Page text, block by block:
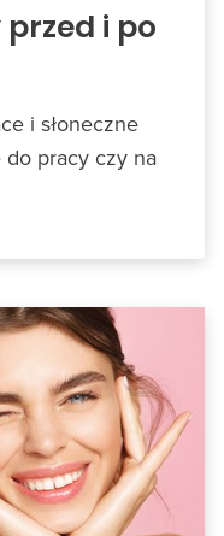
i po
i słoneczne
do pracy czy na